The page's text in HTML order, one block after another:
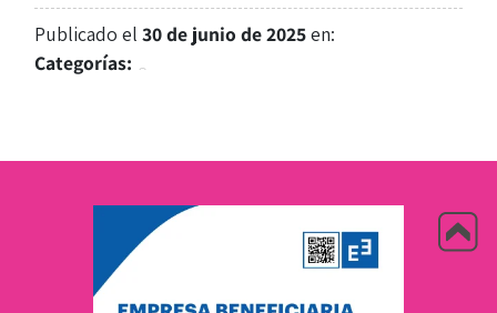
Publicado el30 de junio de 2025en:
Categorías: